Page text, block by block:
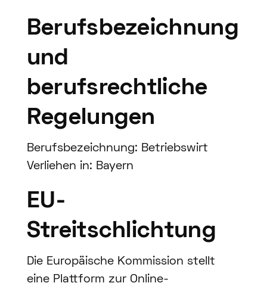
Berufsbezeichnung
und
berufsrechtliche
Regelungen
Berufsbezeichnung: Betriebswirt
Verliehen in: Bayern
EU-
Streitschlichtung
Die Europäische Kommission stellt
eine Plattform zur Online-